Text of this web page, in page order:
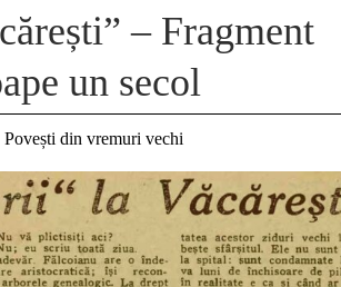
– Fragment
un secol
Povești din vremuri vechi